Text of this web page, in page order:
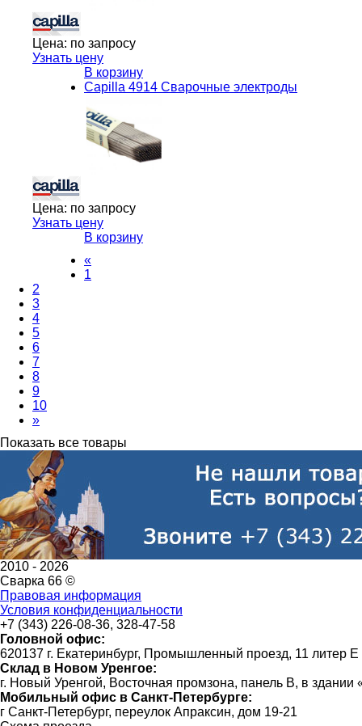
Цена: по запросу
Узнать цену
В корзину
Capilla 4914 Сварочные электроды
Цена: по запросу
Узнать цену
В корзину
«
1
2
3
4
5
6
7
8
9
10
»
Показать все товары
2010 - 2026
Сварка 66 ©
Правовая информация
Условия конфиденциальности
+7 (343) 226-08-36, 328-47-58
Головной офис:
620137 г. Екатеринбург, Промышленный проезд, 11 литер Е
Склад в Новом Уренгое:
г. Новый Уренгой, Восточная промзона, панель В, в
Мобильный офис в Санкт-Петербурге:
г Санкт-Петербург, переулок Апраксин, дом 19-21